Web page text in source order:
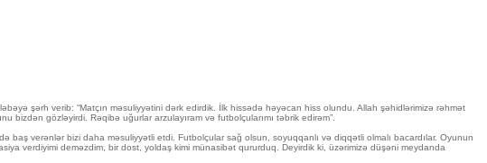
şərh verib: “Matçın məsuliyyətini dərk edirdik. İlk hissədə həyəcan hiss olundu. Allah şəhidlərimizə rəhmət
bizdən gözləyirdi. Rəqibə uğurlar arzulayıram və futbolçularımı təbrik edirəm”.
baş verənlər bizi daha məsuliyyətli etdi. Futbolçular sağ olsun, soyuqqanlı və diqqətli olmalı bacardılar. Oyunun
verdiyimi deməzdim, bir dost, yoldaş kimi münasibət qururduq. Deyirdik ki, üzərimizə düşəni meydanda